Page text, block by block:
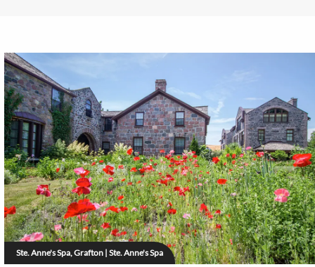
Ste. Anne's Spa, Grafton | Ste. Anne's Spa